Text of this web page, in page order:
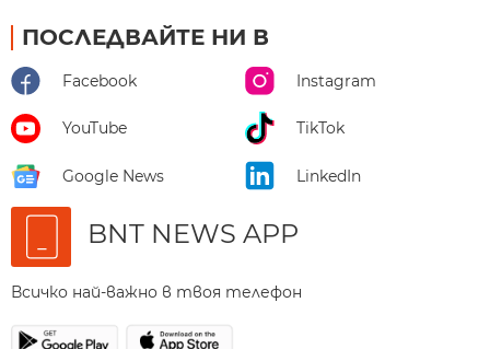
ПОСЛЕДВАЙТЕ НИ В
Facebook Instagram
YouTube TikTok
Google News LinkedIn
BNT NEWS APP
Всичко най-важно в твоя телефон